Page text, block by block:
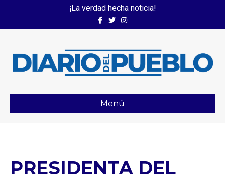
¡La verdad hecha noticia!
FacebookTwitterInstagram
Menú
PRESIDENTA DEL